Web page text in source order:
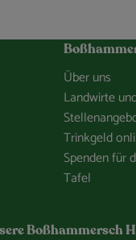
Über uns
Landwirte
Trinkgeld
Spenden für
Tafel
Boßhammersch